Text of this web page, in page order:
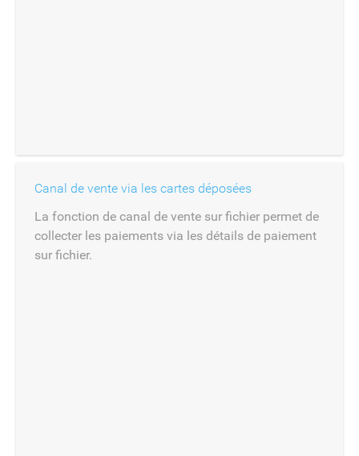
Canal de vente via les cartes déposées
La fonction de canal de vente sur fichier permet de
collecter les paiements via les détails de paiement
sur fichier.